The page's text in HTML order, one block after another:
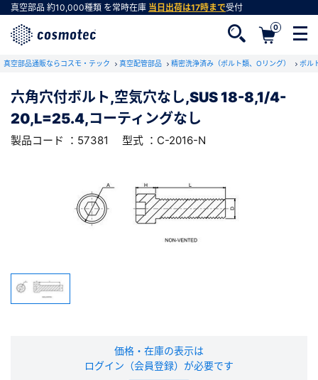
真空部品 約10,000種類 を常時在庫 当日出荷は17時まで受付
0
真空部品通販ならコスモ・テック 真空配管部品 精密洗浄済み（ボルト類、Oリング） ボル
六角穴付ボルト,空気穴なし,SUS 18-8,1/4-
20,L=25.4,コーティングなし
製品コード ：57381 型式 ：C-2016-N
価格・在庫の表示は
ログイン（会員登録）が必要です
RoHS2適合報告書のダウンロード
下記製品のRoHS2適合報告書のダウンロードをします。
六角穴付ボルト,空気穴なし,SUS 18-8,1/4-
20,L=25.4,コーティングなし
型式 ：C-2016-N 製品コード ：57381
会社・学校・研究機関名 必須
会員登録がお済みでない方
会員登録をすれば、便利な機能がご利用いただけ
新規会員登録（無料）